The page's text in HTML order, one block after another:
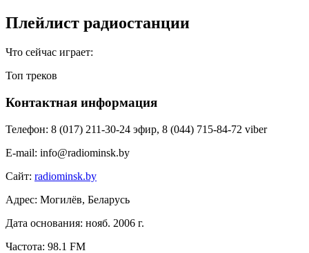
Плейлист радиостанции
Что сейчас играет:
Топ треков
Контактная информация
Телефон: 8 (017) 211-30-24 эфир, 8 (044) 715-84-72 viber
E-mail: info@radiominsk.by
Сайт: radiominsk.by
Адрес: Могилёв, Беларусь
Дата основания: нояб. 2006 г.
Частота: 98.1 FM